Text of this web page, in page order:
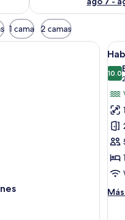
1 cama 2 camas
las
de
2
al
3
10.0
Más